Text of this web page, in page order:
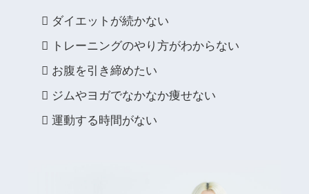
ダイエットが続かない
トレーニングのやり方がわからない
お腹を引き締めたい
ジムやヨガでなかなか痩せない
運動する時間がない